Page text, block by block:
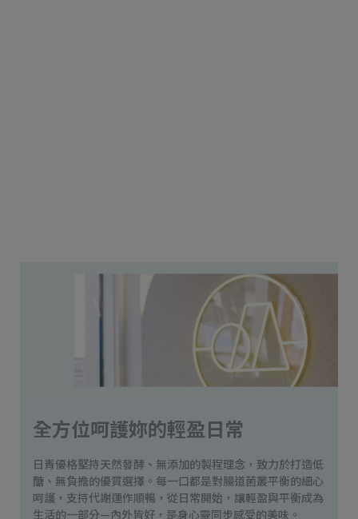
全方位呵護妳的輕盈日常
日青優格堅持天然發酵、無添加的製程理念，致力於打造低
醣、無負擔的優質選擇。每一口都是對腸道菌叢平衡的細心
呵護，支持代謝運作順暢，從日常開始，讓輕盈與平衡成為
生活的一部分—內外皆好，是身心靈同步感受的美味。